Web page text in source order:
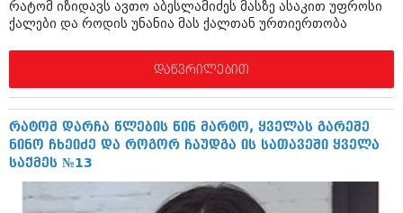
სხვადასხვა
ანონსი
არქივი
აგვისტო 2018 (162)
ივლისი 2018 (223)
ივნისი 2018 (244)
მაისი 2018 (211)
აპრილი 2018 (194)
არქივი
ნოემბერი 2020 (103)
ოქტომბერი 2020 (209)
სექტემბერი 2020 (204)
აგვისტო 2020 (249)
ივლისი 2020 (204)
ივნისი 2020 (249)
რატომ იზიდავს ავთო აბესლამიძეს მასზე ასაკით უფროსი
ქალები და როდის უნანია მას ქალთან ურთიერთობა
დაწვრილებით
რატომ დარჩა წლების წინ მარტო, ყველას გარეშე
ნინო ჩხეიძე და როგორ ჩაუდგა ის სათავეში ყველა
საქმეს №13